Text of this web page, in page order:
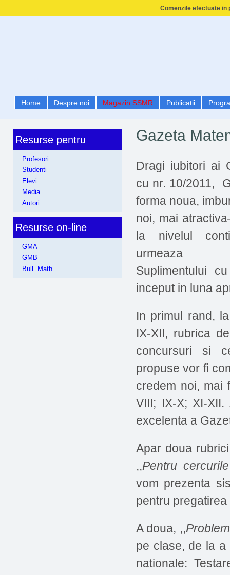
Comenzile efectuate in
Home Despre noi Magazin SSMR Publicatii
Gazeta
Dragi iubitori ai
cu nr. 10/2011,
forma noua,
noi, mai
la nivelul
urmeaza
Suplimentului
inceput in luna
In primul rand,
IX-XII, rubrica
concursuri si
propuse vor fi
credem noi, mai
VIII; IX-X; XI-
excelenta a
Apar doua
,,Pentru
vom prezenta
pentru
A doua, ,,
pe clase, de la a
nationale:
Resurse pentru
Profesori
Studenti
Elevi
Media
Autori
Resurse on-line
GMA
GMB
Bull. Math.